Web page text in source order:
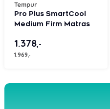
Tempur
Pro Plus SmartCool
Medium Firm Matras
1.378,-
1.969,-